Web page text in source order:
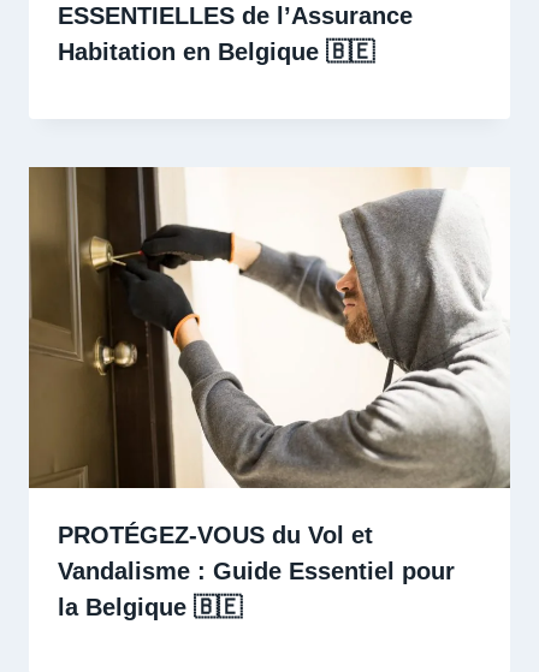
ESSENTIELLES de l’Assurance
Habitation en Belgique 🇧🇪 ️
PROTÉGEZ-VOUS du Vol et
Vandalisme : Guide Essentiel pour
la Belgique 🇧🇪 ️